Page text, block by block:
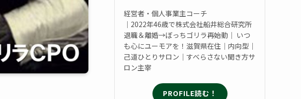
経営者・個人事業主コーチ
｜2022年46歳で株式会社船井総合研究所
退職＆離婚→ぼっちゴリラ再始動｜ いつ
も心にユーモアを！滋賀県在住｜内向型｜
己道ひとりサロン｜すべらさない聞き方サ
ロン主宰
PROFILE読む！